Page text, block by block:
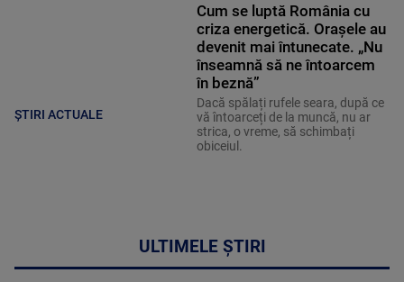
ȘTIRI ACTUALE
Cum se luptă România cu
criza energetică. Orașele au
devenit mai întunecate. „Nu
înseamnă să ne întoarcem
în beznă”
Dacă spălați rufele seara, după ce
vă întoarceți de la muncă, nu ar
strica, o vreme, să schimbați
obiceiul.
ULTIMELE ȘTIRI